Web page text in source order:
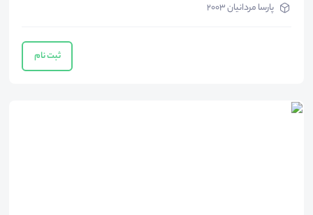
پارسا مردانیان 2003
ثبت نام